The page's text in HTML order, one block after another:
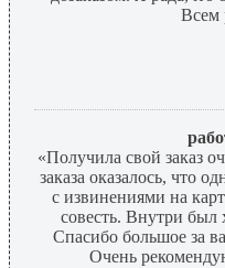
Всем
«Получила свой заказ
заказа оказалось, что
с извинениями на
совесть. Внутри был
Спасибо большое за
Очень